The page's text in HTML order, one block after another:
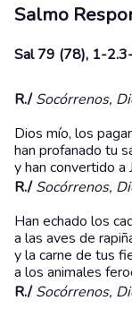
Salmo
Sal 79 (78), 1-
R./Socórrenos,
Dios mío, los
han profanado tu
y han convertido a
R./Socórrenos,
Han echado los
a las aves de
y la carne de tus
a los animales
R./Socórrenos,